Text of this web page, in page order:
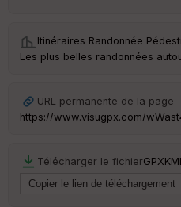
Itinéraires Randonnée
Les plus belles randonnées
URL permanente de la page
https://www.visugpx.com/
Télécharger le fichierGPXKML